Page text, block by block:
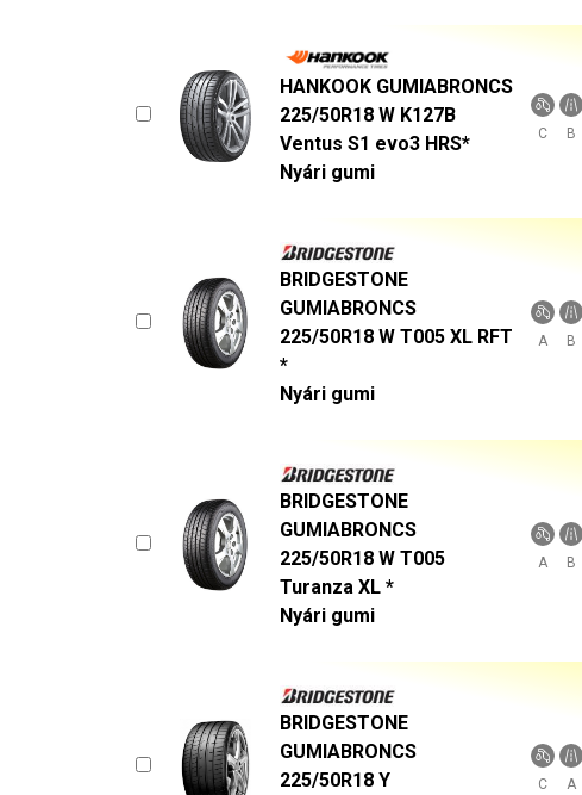
HANKOOK GUMIABRONCS
225/50R18 W K127B
Ventus S1 evo3 HRS*
Nyári gumi
C B
BRIDGESTONE
GUMIABRONCS
225/50R18 W T005 XL RFT
*
Nyári gumi
A B
BRIDGESTONE
GUMIABRONCS
225/50R18 W T005
Turanza XL *
Nyári gumi
A B
BRIDGESTONE
GUMIABRONCS
225/50R18 Y
C A